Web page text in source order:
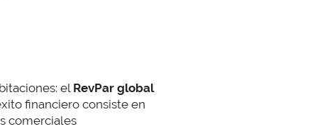
el RevPar global
financiero consiste en
comerciales